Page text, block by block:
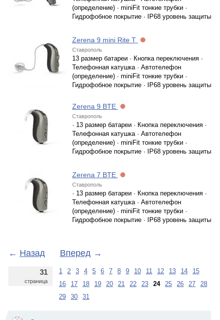
(определение) · miniFit тонкие трубки ·
Гидрофобное покрытие · IP68 уровень защиты
Zerena 9 mini Rite T
Ставрополь
13 размер батареи · Кнопка переключения ·
Телефонная катушка · Автотелефон
(определение) · miniFit тонкие трубки ·
Гидрофобное покрытие · IP68 уровень защиты
Zerena 9 BTE
Ставрополь
· 13 размер батареи · Кнопка переключения ·
Телефонная катушка · Автотелефон
(определение) · miniFit тонкие трубки ·
Гидрофобное покрытие · IP68 уровень защиты
Zerena 7 BTE
Ставрополь
· 13 размер батареи · Кнопка переключения ·
Телефонная катушка · Автотелефон
(определение) · miniFit тонкие трубки ·
Гидрофобное покрытие · IP68 уровень защиты
← Назад Вперед →
31
страница
1 2 3 4 5 6 7 8 9 10 11 12 13 14
15
16
17 18 19 20 21 22 23 24 25 26 27
28
29
30 31